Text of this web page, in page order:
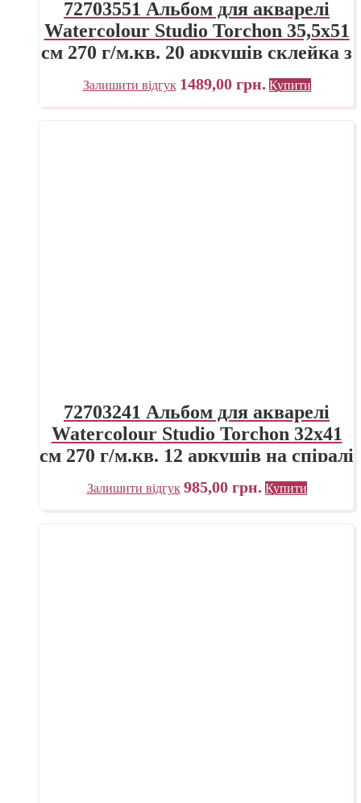
72703551 Альбом для акварелі
Watercolour Studio Torchon 35,5х51
см 270 г/м.кв. 20 аркушів склейка з
4 сторін Fabriano Італія
Залишити відгук 1489,00 грн. Купити
72703241 Альбом для акварелі
Watercolour Studio Torchon 32х41
см 270 г/м.кв. 12 аркушів на спіралі
Fabriano Італія
Залишити відгук 985,00 грн. Купити